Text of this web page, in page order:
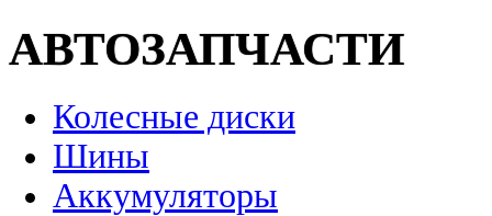
АВТОЗАПЧАСТИ
Колесные диски
Шины
Аккумуляторы